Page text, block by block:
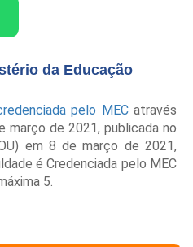
da Educação
pelo MECatravés
março de 2021, publicada no
em 8 de março de 2021,
é Credenciada pelo MEC
5.